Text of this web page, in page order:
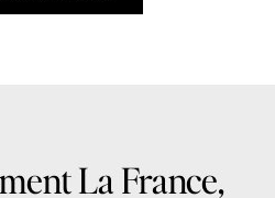
La France,